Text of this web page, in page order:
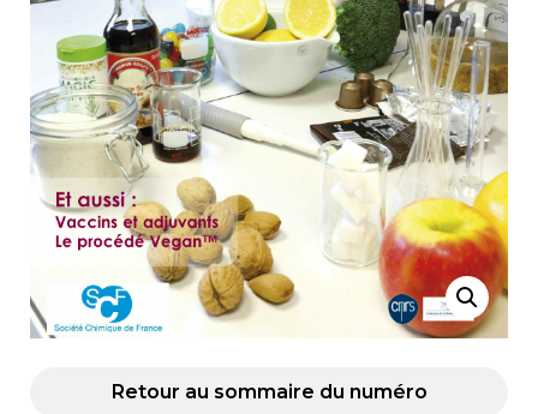
Retour au sommaire du numéro